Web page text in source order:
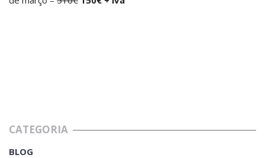
CATEGORIA
BLOG